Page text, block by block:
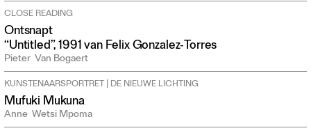
CLOSE READING
Ontsnapt
“Untitled”, 1991 van Felix Gonzalez‑Torres
Pieter Van Bogaert
KUNSTENAARSPORTRET | DE NIEUWE LICHTING
Mufuki Mukuna
Anne Wetsi Mpoma